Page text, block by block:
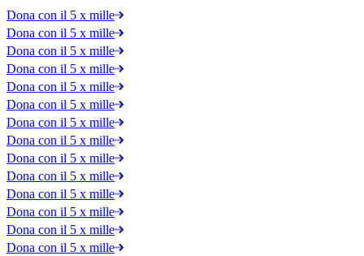
Dona con il 5 x mille
Dona con il 5 x mille
Dona con il 5 x mille
Dona con il 5 x mille
Dona con il 5 x mille
Dona con il 5 x mille
Dona con il 5 x mille
Dona con il 5 x mille
Dona con il 5 x mille
Dona con il 5 x mille
Dona con il 5 x mille
Dona con il 5 x mille
Dona con il 5 x mille
Dona con il 5 x mille